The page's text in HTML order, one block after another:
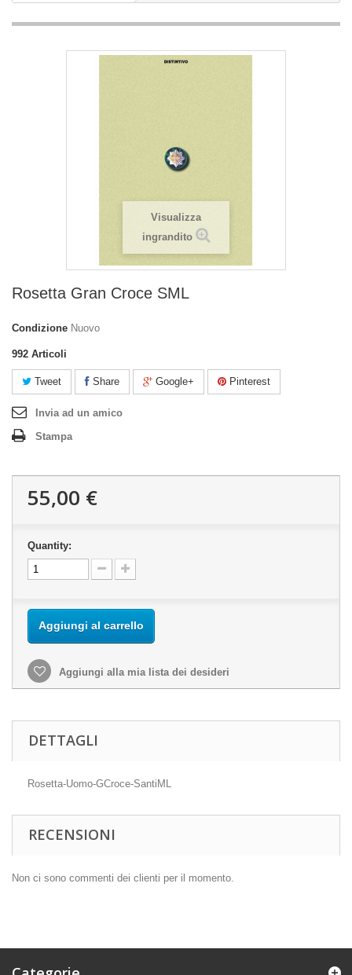
Visualizza
ingrandito
Rosetta Gran Croce SML
Condizione Nuovo
992 Articoli
Tweet Share Google+ Pinterest
Invia ad un amico
Stampa
55,00 €
Quantity:
Aggiungi al carrello
Aggiungi alla mia lista dei desideri
DETTAGLI
Rosetta-Uomo-GCroce-SantiML
RECENSIONI
Non ci sono commenti dei clienti per il momento.